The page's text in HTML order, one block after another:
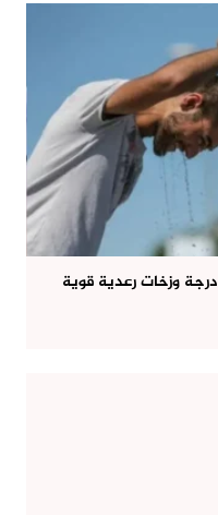
نشرة إنذارية.. موجة حر تصل إلى 47 درجة وزخات رعدية قوية